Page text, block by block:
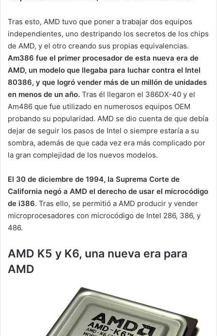
Tras esto, AMD tuvo que poner a trabajar dos equipos
independientes, uno destripando los secretos de los chips
de AMD, y el otro creando sus propias equivalencias.
Am386 fue el primer procesador de esta nueva era de
AMD, un modelo que llegaba para luchar contra el Intel
80386, y que logró vender más de un millón de unidades
en menos de un año. Tras él llegaron el 386DX-40 y el
Am486 que fue utilizado en numerosos equipos OEM
probando su popularidad. AMD se dio cuenta de que debía
dejar de seguir los pasos de Intel o siempre estaría a su
sombra, además de que cada vez era más complicado por
la gran complejidad de los nuevos modelos.
El 30 de diciembre de 1994, la Suprema Corte de
California negó a AMD el derecho de usar el microcódigo
de i386. Tras ello, se permitió a AMD producir y vender
microprocesadores con microcódigo de Intel 286, 386, y
486.
AMD K5 y K6, una nueva era para
AMD